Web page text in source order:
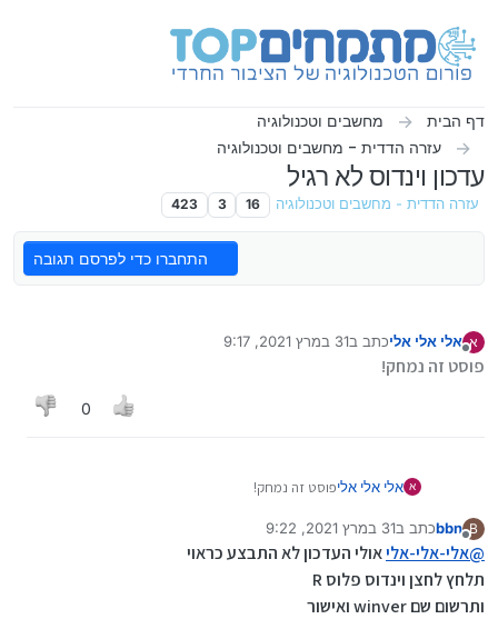
דף הבית
מחשבים וטכנולוגיה
עזרה הדדית - מחשבים וטכנולוגיה
עדכון וינדוס לא רגיל
עזרה הדדית - מחשבים וטכנולוגיה 16
3
423
התחברו כדי לפרסם תגובה
א אלי אלי אליכתב ב31 במרץ 2021, 9:17
נערך לאחרונה על ידי
פוסט זה נמחק!
0
א אלי אלי אליפוסט זה נמחק!
B
מנותק
bbnכתב ב31 במרץ 2021, 9:22
נערך לאחרונה על ידי
@אלי-אלי-אליאולי העדכון לא התבצע כראוי
תלחץ לחצן וינדוס פלוס R
ותרשום שם winver ואישור